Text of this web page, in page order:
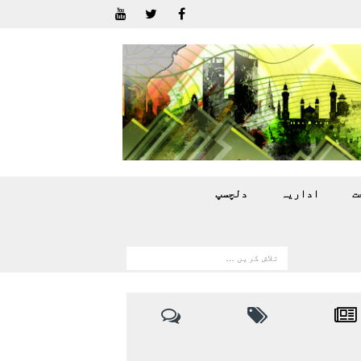
اداريہ دلچسپ